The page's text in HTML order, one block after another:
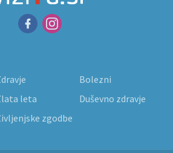
Bolezni
leta
Duševno zdravje
zgodbe